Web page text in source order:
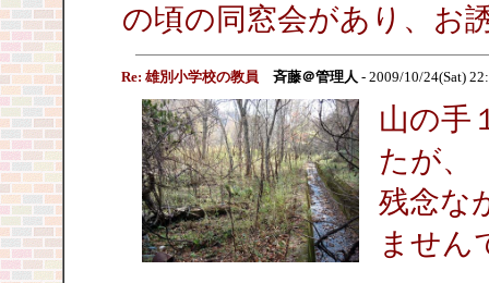
の頃の同窓会があり、お
Re: 雄別小学校の教員 斉藤＠管理人 - 2009/10/24(Sat)
山の手
たが、
残念な
ません